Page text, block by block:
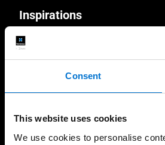
Consent
This website uses cookies
We use cookies to personalise
Inspirations
Entretenir vos menuiseries
Une maison sur le lac
TECHNAL